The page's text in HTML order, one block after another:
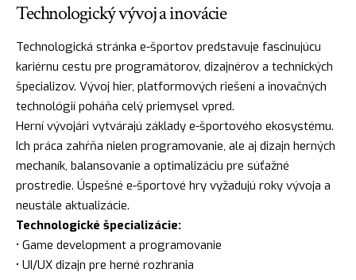
Technologický vývoj a inovácie
Technologická stránka e-športov predstavuje fascinujúcu
kariérnu cestu pre programátorov, dizajnérov a technických
špecializov. Vývoj hier, platformových riešení a inovačných
technológií poháňa celý priemysel vpred.
Herní vývojári vytvárajú základy e-športového ekosystému.
Ich práca zahŕňa nielen programovanie, ale aj dizajn herných
mechaník, balansovanie a optimalizáciu pre súťažné
prostredie. Úspešné e-športové hry vyžadujú roky vývoja a
neustále aktualizácie.
Technologické špecializácie:
• Game development a programovanie
• UI/UX dizajn pre herné rozhrania